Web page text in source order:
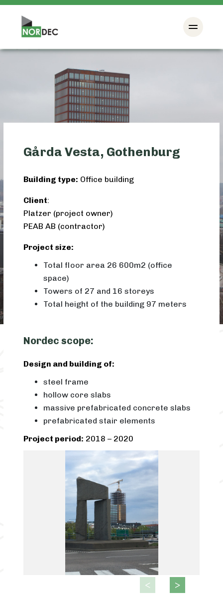
Gårda Vesta, Gothenburg
Building type: Office building
Client:
Platzer (project owner)
PEAB AB (contractor)
Project size:
Total floor area 26 600m2 (office
space)
Towers of 27 and 16 storeys
Total height of the building 97 meters
Nordec scope:
Design and building of:
steel frame
hollow core slabs
massive prefabricated concrete slabs
prefabricated stair elements
Project period: 2018 – 2020